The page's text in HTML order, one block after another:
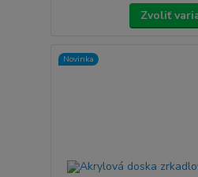
Zvoliť
Novinka